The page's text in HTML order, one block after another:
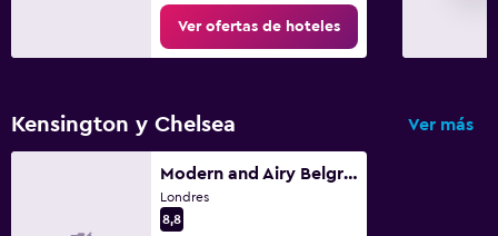
Ver ofertas de hoteles
Kensington y Chelsea Ver más
Modern and Airy Belgravia Living
Londres
8,8